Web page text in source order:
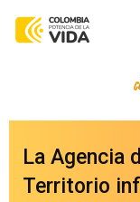
La Agencia
Territorio